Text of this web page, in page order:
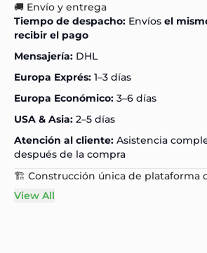
🚚 Envío y entrega
Tiempo de despacho: Envíos el
recibir el pago
Mensajería: DHL
Europa Exprés: 1–3 días
Europa Económico: 3–6 días
USA & Asia: 2–5 días
Atención al cliente: Asistencia
después de la compra
🏗️ Construcción única de plataforma
View All